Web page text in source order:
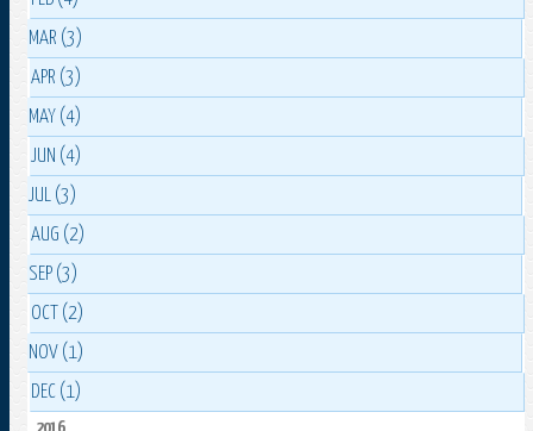
MAR (3)
APR (3)
MAY (4)
JUN (4)
JUL (3)
AUG (2)
SEP (3)
OCT (2)
NOV (1)
DEC (1)